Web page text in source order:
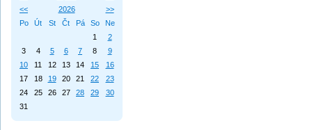
<<
2026
>>
Po
Út St Čt Pá So
Ne
1
2
3
4 5 6 7 8
9
10
11 12 13 14 15
16
17
18 19 20 21 22
23
24
25 26 27 28 29
30
31